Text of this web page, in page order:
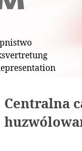
Centralna